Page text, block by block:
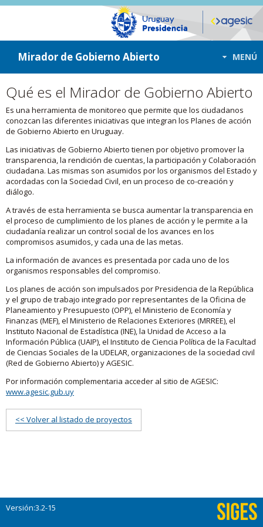
ir a contenido
ir al menú
Mirador de Gobierno Abierto MENÚ
Qué es el Mirador de Gobierno Abierto
Es una herramienta de monitoreo que permite que los ciudadanos
conozcan las diferentes iniciativas que integran los Planes de acción
de Gobierno Abierto en Uruguay.
Las iniciativas de Gobierno Abierto tienen por objetivo promover la
transparencia, la rendición de cuentas, la participación y Colaboración
ciudadana. Las mismas son asumidos por los organismos del Estado y
acordadas con la Sociedad Civil, en un proceso de co-creación y
diálogo.
A través de esta herramienta se busca aumentar la transparencia en
el proceso de cumplimiento de los planes de acción y le permite a la
ciudadanía realizar un control social de los avances en los
compromisos asumidos, y cada una de las metas.
La información de avances es presentada por cada uno de los
organismos responsables del compromiso.
Los planes de acción son impulsados por Presidencia de la República
y el grupo de trabajo integrado por representantes de la Oficina de
Planeamiento y Presupuesto (OPP), el Ministerio de Economía y
Finanzas (MEF), el Ministerio de Relaciones Exteriores (MRREE), el
Instituto Nacional de Estadística (INE), la Unidad de Acceso a la
Información Pública (UAIP), el Instituto de Ciencia Política de la Facultad
de Ciencias Sociales de la UDELAR, organizaciones de la sociedad civil
(Red de Gobierno Abierto) y AGESIC.
Por información complementaria acceder al sitio de AGESIC:
www.agesic.gub.uy
<< Volver al listado de proyectos
Versión:3.2-15